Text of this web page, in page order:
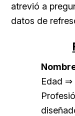
atrevió a
datos de
Edad ⇒